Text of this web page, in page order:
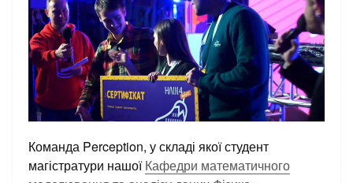
Команда Perception, у складі якої студент
магістратури нашоїКафедри математичного